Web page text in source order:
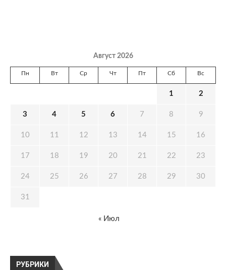
РУБРИКИ
Август 2026
Пн Вт Ср Чт Пт Сб Вс
1 2
3 4 5 6 7 8 9
10 11 12 13 14 15 16
17 18 19 20 21 22 23
24 25 26 27 28 29 30
31
« Июл